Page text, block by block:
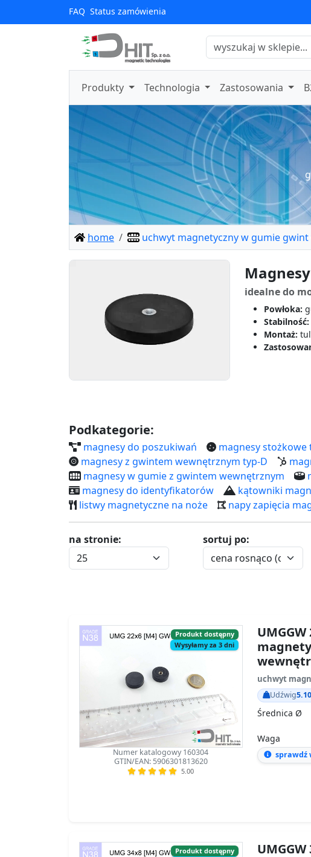
FAQ Status zamówienia
Produkty Technologia Zastosowania
home uchwyt magnetyczny w gumie
idealne do
Powłoka:
Stabilność:
Montaż:
Podkategorie:
magnesy do poszukiwań magnesy stożkowe
magnesy z gwintem wewnętrznym typ-D
magnesy w gumie z gwintem wewnętrznym
magnesy do identyfikatorów
kątowniki
listwy magnetyczne na noże
napy zapięcia
na stronie: sortuj po:
Produkt dostępny
Wysyłamy za 3 dni
Numer katalogowy 160304
GTIN/EAN: 5906301813620
5.00
uchwyt
Udźwig
Średnica Ø
Waga
sprawdź
Produkt dostępny